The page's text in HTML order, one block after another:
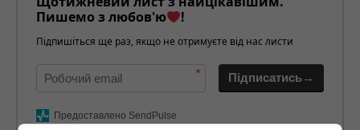
Пишемо з любов'ю
!
Підпишіться ще раз, якщо не отримуєте від нас листи
* Підписатись→
Предоставлено SendPulse